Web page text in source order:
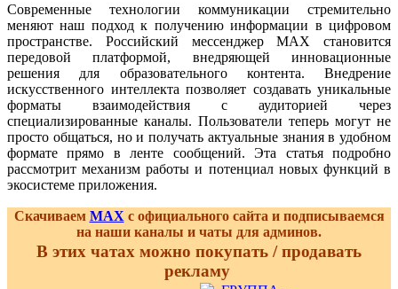
Современные технологии коммуникации стремительно
меняют наш подход к получению информации в цифровом
пространстве. Российский мессенджер MAX становится
передовой платформой, внедряющей инновационные
решения для образовательного контента. Внедрение
искусственного интеллекта позволяет создавать уникальные
форматы взаимодействия с аудиторией через
специализированные каналы. Пользователи теперь могут не
просто общаться, но и получать актуальные знания в удобном
формате прямо в ленте сообщений. Эта статья подробно
рассмотрит механизм работы и потенциал новых функций в
экосистеме приложения.
Скачиваем MAX с официального сайта и подписываемся
на наши каналы и чаты для админов.
В этих чатах можно покупать / продавать
рекламу